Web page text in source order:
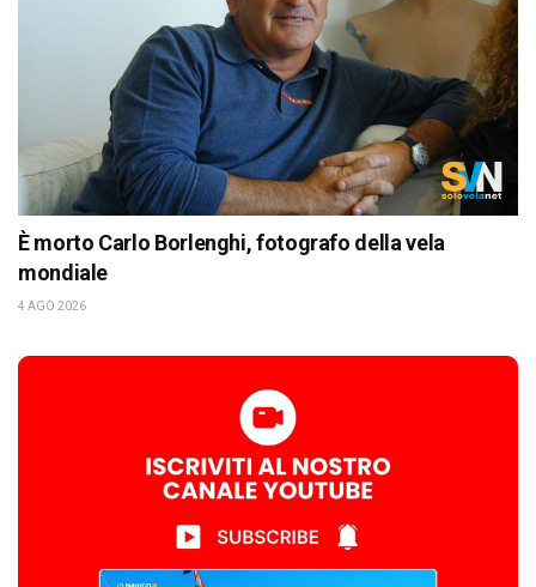
È morto Carlo Borlenghi, fotografo della vela
mondiale
4 AGO 2026